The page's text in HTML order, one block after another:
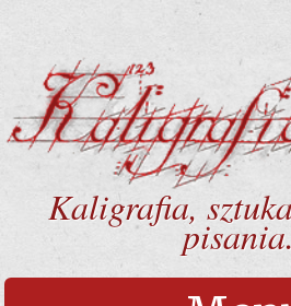
Kaligrafia,
pisania.